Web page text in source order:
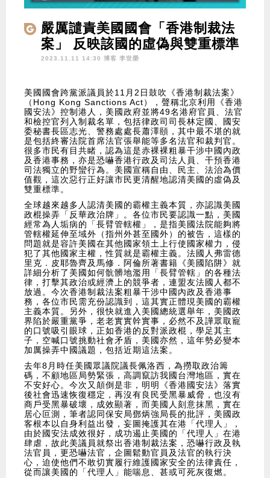
嚴厲譴責美國國會「香港制裁法
案」 反映該國的虛偽與雙重標準
2023.11.11 14:30 博客 李世榮
美國國會跨黨派議員於11月2日鼓吹《香港制裁法案》
（Hong Kong Sanctions Act），聲稱北京利用《香港
國安法》控制港人，美國政府並將49名港府官員、法官
和檢控官列入制裁名單，包括律政司司長林定國、國安
委秘書長區志光、警務處處長蕭澤頤，其中最不堪的就
是包括終審法院首席法官張舉能等多名法官和裁判官。
很多市民有目共睹，認為這是赤裸裸粗暴干涉中國內政
及香港事務，亦是恐嚇香港行政及司法人員、干預香港
司法獨立的野蠻行為。美國宣稱自由、民主、法治為價
值觀，這次惡行正好讓市民更清醒地認清美國的虛偽及
雙重標準。
全球越來越多人認清美國的霸權主義本質，亦認識美國
政棍操弄「反華政治牌」。各位市民要認識一點，美國
經常為人垢病的「長臂管轄權」，是指美國法院能夠將
管轄權延伸至域外（指州外甚至國外）的被告，這樣的
問題就是容許美國在其他國家領土上行使國家權力，侵
犯了其他國家主權，性質就是霸權主義。法國人弗雷德
里克．皮耶魯齊及馬修．阿倫所著書籍《美國陷阱》就
詳細分析了美國如何骯髒地濫用「長臂管轄」的各種法
律，打擊其政治或經濟上的競爭者，連盟友法國人都不
放過。今次香港制裁法案粗暴干涉中國內政及香港事
務，各位市民需充份認識到，這其實正體現美國的霸權
主義本質。另外，很快就進入美國總統選舉年，美國政
界陷於嚴重黨爭，老老實實幹實事，必然不及譁眾取寵
的口號吸引眼球，正如香港的反對派政棍，學足其主
子，空喊口號挑動社會矛盾，美國亦然，這年勢必變本
加厲操弄中國議題，包括近期這法案。
去年8月時任美國眾議院議長佩洛西，為撈取政治籌
碼，不顧地區局勢緊張，高調竄訪我國台灣地區，實在
不安好心。今次又顛倒是非，明明《香港國安法》落實
後社會迅速恢復穩定，再沒有良民受黑暴威脅，也沒有
商戶受黑暴破壞，成效顯著，而美國人刻意抹黑，實在
居心叵測，筆者認同保安局鄧炳強局長的批評，美國政
客根本以自身利益出發，妄圖掩護其在港「代理人」，
由於國安法成效很好，成功遏止美國的「代理人」在港
肆虐，故此美議員就祭出香港制裁法案，恐嚇行政及執
法官員，更恐嚇法官，企圖鬆動官員及法官的執行決
心，迫使他們不敢切實履行維護國家安全的法律責任，
從而讓美國的「代理人」能喘息、甚或可死灰復燃。